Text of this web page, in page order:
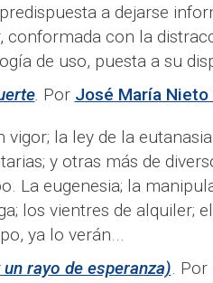
a dejarse
conformada con la
de uso, puesta a su
. Por José María Nieto
vigor; la ley de la
y otras más de
La eugenesia; la
los vientres de alquiler;
ya lo verán...
rayo de esperanza). Por